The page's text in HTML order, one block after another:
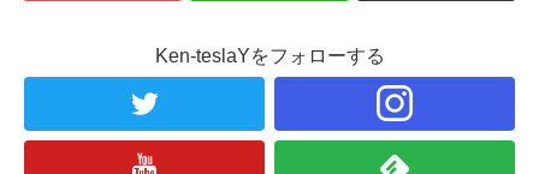
Ken-teslaYをフォローする